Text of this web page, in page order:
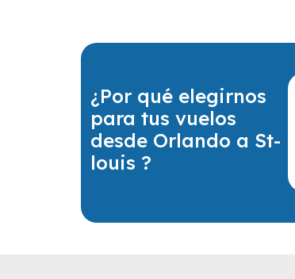
¿Por qué elegirnos
para tus vuelos
desde Orlando a St-
louis ?